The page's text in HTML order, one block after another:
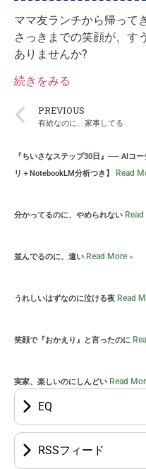
ママ友ランチから帰って
さっきまでの笑顔が、す
ありませんか?
続きをみる
PREVIOUS
有給なのに、家事してる
『ちいさなステップ30日』── AIコ
リ＋NotebookLM分析つき】 Read
分かってるのに、やめられない Read
並んでるのに、遠い Read More »
うれしいはずなのに泣ける夜 Read
笑顔で『おかえり』と言ったのに
実家、楽しいのにしんどい Read
EQ
RSSフィード